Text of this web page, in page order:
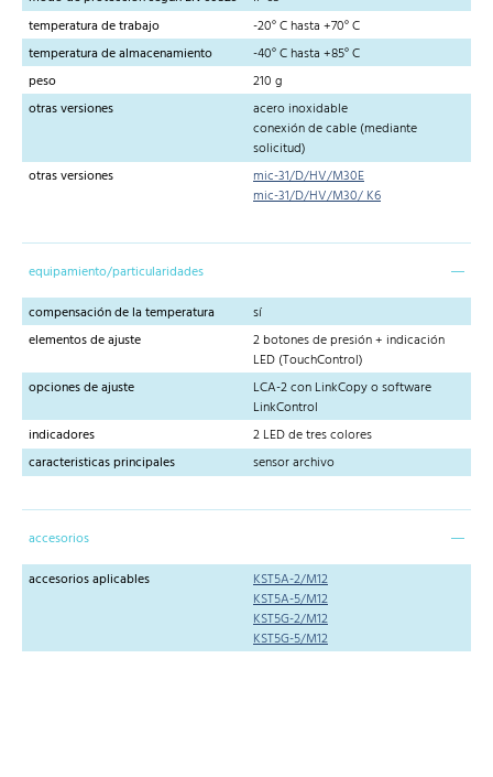
temperatura de trabajo
-20° C hasta +70° C
temperatura de almacenamiento
-40° C hasta +85° C
peso
210 g
otras versiones
acero inoxidable
conexión de cable (mediante
solicitud)
otras versiones
mic-31/D/HV/M30E
mic-31/D/HV/M30/ K6
equipamiento/particularidades
compensación de la temperatura
sí
elementos de ajuste
2 botones de presión + indicación
LED (TouchControl)
opciones de ajuste
LCA-2 con LinkCopy o software
LinkControl
indicadores
2 LED de tres colores
caracteristicas principales
sensor archivo
accesorios
accesorios aplicables
KST5A-2/M12
KST5A-5/M12
KST5G-2/M12
KST5G-5/M12